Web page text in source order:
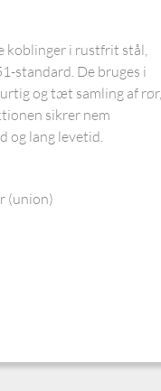
koblinger i rustfrit stål,
standard. De bruges i
og tæt samling af rør,
sikrer nem
og lang levetid.
(union)